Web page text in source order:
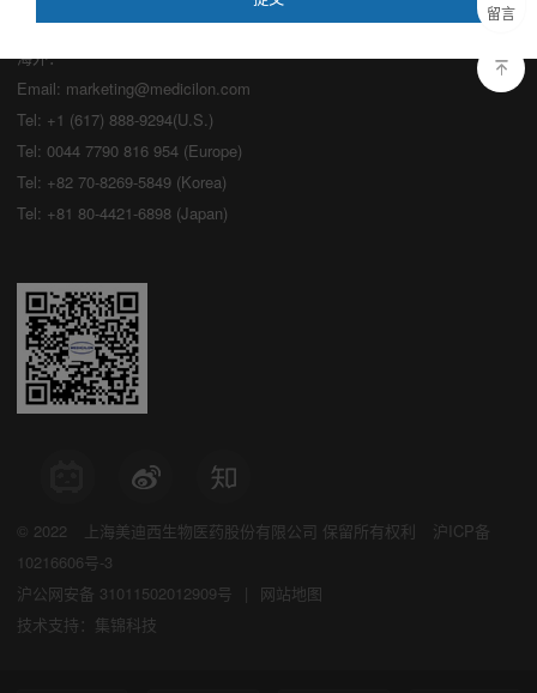
留言
（仅限服务咨询，其他事宜请拨打川沙总部电话）
海外：
Email: marketing@medicilon.com
Tel: +1 (617) 888-9294(U.S.)
Tel: 0044 7790 816 954 (Europe)
Tel: +82 70-8269-5849 (Korea)
Tel: +81 80-4421-6898 (Japan)
© 2022 上海美迪西生物医药股份有限公司 保留所有权利
沪ICP备
10216606号-3
沪公网安备 31011502012909号
|
网站地图
技术支持：集锦科技